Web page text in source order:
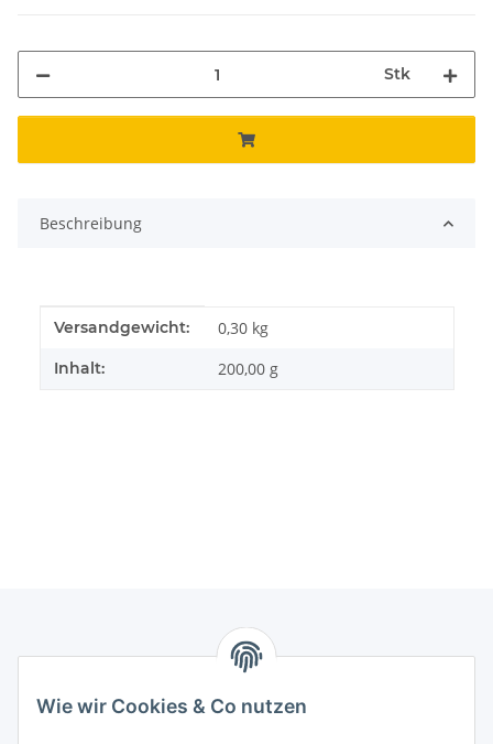
Wie wir Cookies & Co nutzen
Stk
Beschreibung
Produkteigenschaft
Wert
Versandgewicht: 0,30 kg
Inhalt: 200,00 g